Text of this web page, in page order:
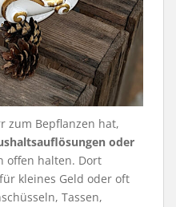
zum Bepflanzen hat,
oder
offen halten. Dort
kleines Geld oder oft
Tassen,